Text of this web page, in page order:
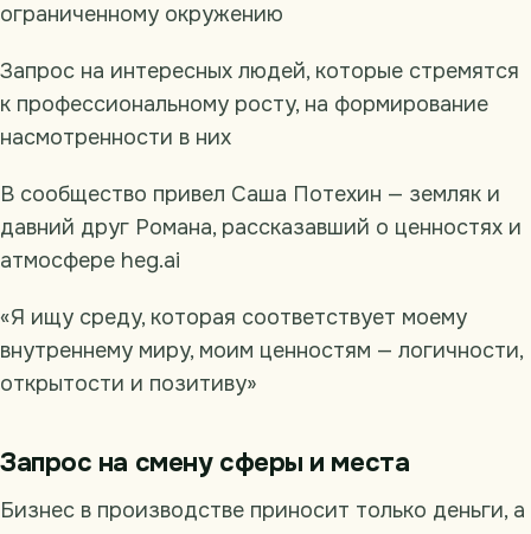
ограниченному окружению
Запрос на интересных людей, которые стремятся
к профессиональному росту, на формирование
насмотренности в них
В сообщество привел Саша Потехин — земляк и
давний друг Романа, рассказавший о ценностях и
атмосфере heg.ai
«Я ищу среду, которая соответствует моему
внутреннему миру, моим ценностям — логичности,
открытости и позитиву»
Запрос на смену сферы и места
Бизнес в производстве приносит только деньги, а